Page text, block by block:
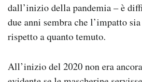
dall’inizio della pandemia – è
due anni sembra che l’impatto
rispetto a quanto temuto.
All’inizio del 2020 non era